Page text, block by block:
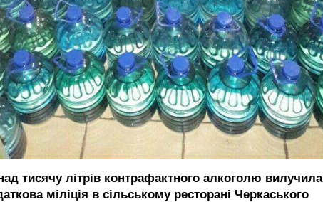
тисячу літрів контрафактного алкоголю вилучила
міліція в сільському ресторані Черкаського